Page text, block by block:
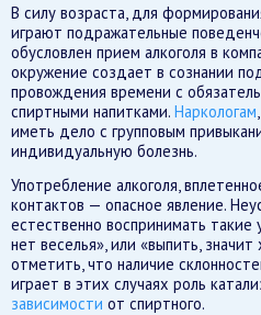
В силу возраста, для
играют подражательные
обусловлен прием алкоголя в
окружение создает в сознании
провождения времени с
спиртными напитками. Наркологам
иметь дело с групповым
индивидуальную болезнь.
Употребление алкоголя,
контактов — опасное явление.
естественно воспринимать такие
нет веселья», или «выпить,
отметить, что наличие
играет в этих случаях роль
зависимости от спиртного.